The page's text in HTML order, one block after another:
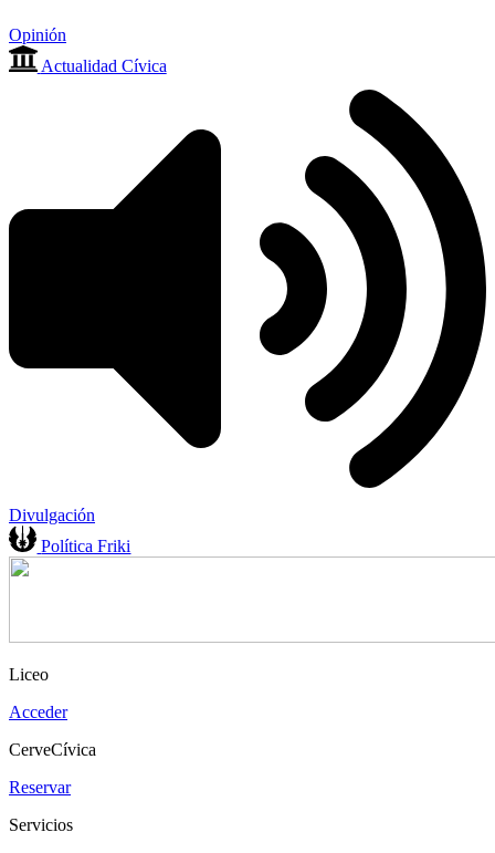
Opinión
Actualidad Cívica
Divulgación
Política Friki
Liceo
Acceder
CerveCívica
Reservar
Servicios